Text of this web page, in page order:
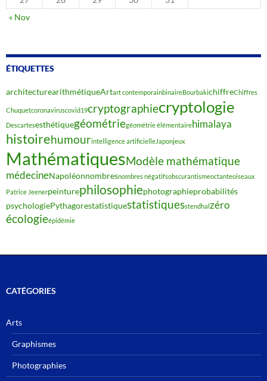
« Nov
ÉTIQUETTES
architecturearithmétiqueArtart contemporainbinaireBourbakichiffreChiffres
Chuquetcoronaviruscovid19cryptographiecryptologie
Descartesesthétiquegéométriegéométrie élémentairehimalaya
histoirehumourintelligence artificielleJaponjeux
MathématiquesModèle mathématique
médecineNapoléonnombresnombres négatifsobscurantismeoctanteoiseaux
Patrice Jeenerpeinturephilosophiephotographieprobabilités
psychologiePythagorestatistiquestatistiquesstendhalzéro
écologieépidémie
CATÉGORIES
Arts
Graphismes
Photographies